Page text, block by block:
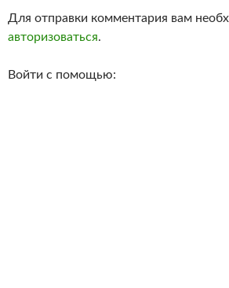
Для отправки комментария вам
авторизоваться.
Войти с помощью: